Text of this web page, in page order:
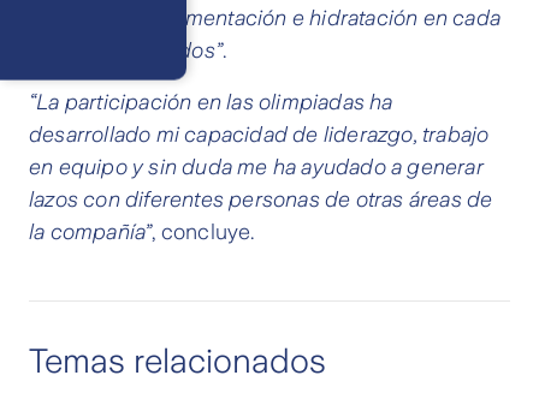
las diciplinas, alimentación e hidratación en cada
uno de los partidos”.
“La participación en las olimpiadas ha
desarrollado mi capacidad de liderazgo, trabajo
en equipo y sin duda me ha ayudado a generar
lazos con diferentes personas de otras áreas de
la compañía”, concluye.
Temas relacionados